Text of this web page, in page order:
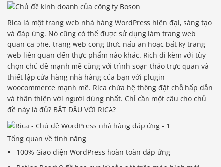
Rica là một trang web nhà hàng WordPress hiện đại, sáng tạo
và đáp ứng. Nó cũng có thể được sử dụng làm trang web
quán cà phê, trang web công thức nấu ăn hoặc bất kỳ trang
web liên quan đến thực phẩm nào khác. Rich đi kèm với tùy
chọn chủ đề mạnh mẽ cùng với trình soạn thảo trực quan và
thiết lập cửa hàng nhà hàng của bạn với plugin
woocommerce mạnh mẽ. Rica chứa hệ thống đặt chỗ hấp dẫn
và thân thiện với người dùng nhất. Chỉ cần một câu cho chủ
đề này là đủ? BẮT ĐẦU VỚI RICA?
Tổng quan về tính năng
100% Giao diện WordPress hoàn toàn đáp ứng